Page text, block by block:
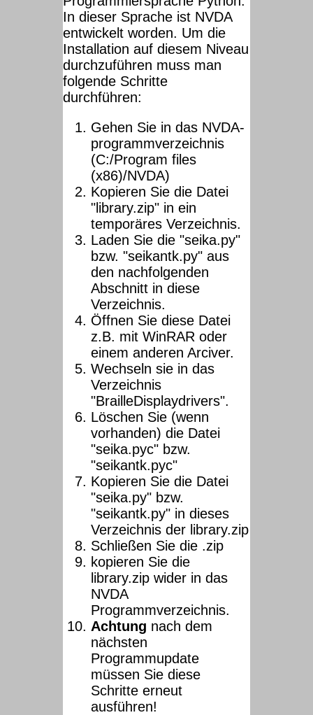
In dieser Sprache ist NVDA
entwickelt worden. Um die
Installation auf diesem Niveau
durchzuführen muss man
folgende Schritte
durchführen:
Gehen Sie in das NVDA-
programmverzeichnis
(C:/Program files
(x86)/NVDA)
Kopieren Sie die Datei
"library.zip" in ein
temporäres Verzeichnis.
Laden Sie die "seika.py"
bzw. "seikantk.py" aus
den nachfolgenden
Abschnitt in diese
Verzeichnis.
Öffnen Sie diese Datei
z.B. mit WinRAR oder
einem anderen Arciver.
Wechseln sie in das
Verzeichnis
"BrailleDisplaydrivers".
Löschen Sie (wenn
vorhanden) die Datei
"seika.pyc" bzw.
"seikantk.pyc"
Kopieren Sie die Datei
"seika.py" bzw.
"seikantk.py" in dieses
Verzeichnis der library.zip
Schließen Sie die .zip
kopieren Sie die
library.zip wider in das
NVDA
Programmverzeichnis.
Achtung nach dem
nächsten
Programmupdate
müssen Sie diese
Schritte erneut
ausführen!